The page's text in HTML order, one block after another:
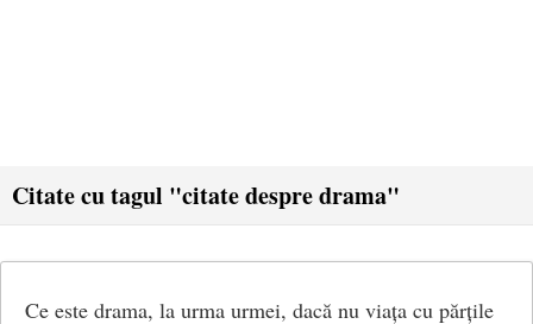
Citate cu tagul "citate despre drama"
Ce este drama, la urma urmei, dacă nu viața cu părțile